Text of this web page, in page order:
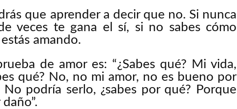
que aprender a decir que no. Si nunca
veces te gana el sí, si no sabes cómo
amando.
de amor es: “¿Sabes qué? Mi vida,
qué? No, no mi amor, no es bueno por
podría serlo, ¿sabes por qué? Porque